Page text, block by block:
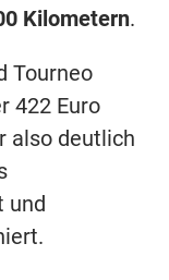
Kilometern.
Tourneo
422 Euro
also deutlich
und